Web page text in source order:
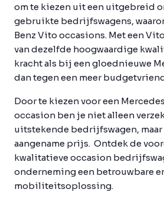
om te kiezen uit een uitgebreid
gebruikte bedrijfswagens,
Benz Vito occasions. Met een
van dezelfde hoogwaardige
kracht als bij een gloednieuwe
dan tegen een meer
Door te kiezen voor een
occasion ben je niet alleen
uitstekende bedrijfswagen, maar
aangename prijs. Ontdek de
kwalitatieve occasion
onderneming een betrouwbare
mobiliteitsoplossing.